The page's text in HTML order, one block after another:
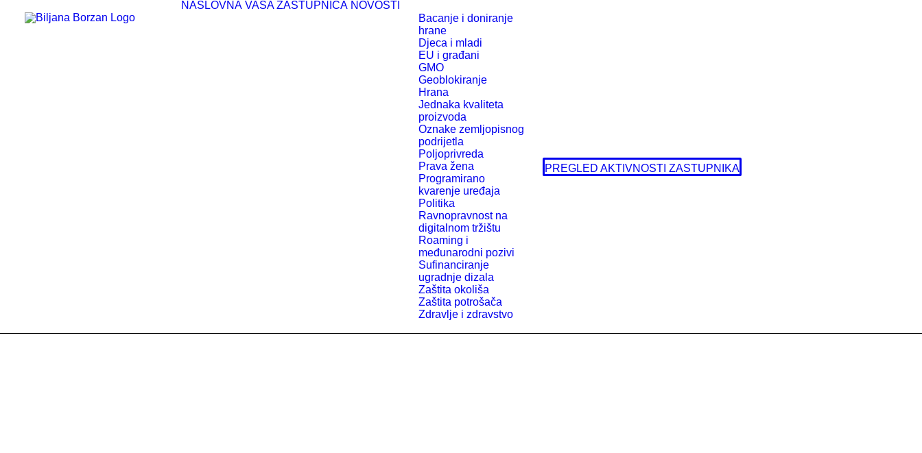
NASLOVNA VAŠA ZASTUPNICA NOVOSTI
Bacanje i doniranje
hrane
Djeca i mladi
EU i građani
GMO
Geoblokiranje
Hrana
Jednaka kvaliteta
proizvoda
Oznake zemljopisnog
podrijetla
Poljoprivreda
Prava žena
Programirano
kvarenje uređaja
Politika
Ravnopravnost na
digitalnom tržištu
Roaming i
međunarodni pozivi
Sufinanciranje
ugradnje dizala
Zaštita okoliša
Zaštita potrošača
Zdravlje i zdravstvo
PREGLED AKTIVNOSTI ZASTUPNIKA